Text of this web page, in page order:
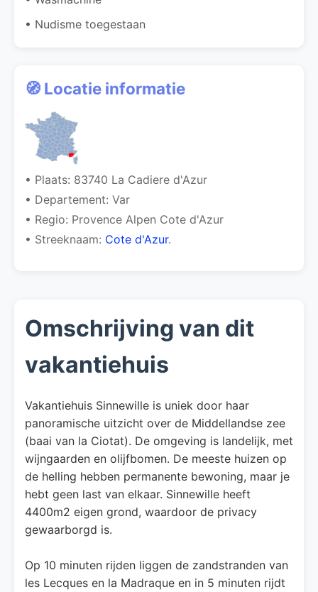
• Nudisme toegestaan
🧭 Locatie informatie
• Plaats: 83740 La Cadiere d'Azur
• Departement: Var
• Regio: Provence Alpen Cote d'Azur
• Streeknaam: Cote d'Azur.
Omschrijving van dit
vakantiehuis
Vakantiehuis Sinnewille is uniek door haar
panoramische uitzicht over de Middellandse zee
(baai van la Ciotat). De omgeving is landelijk, met
wijngaarden en olijfbomen. De meeste huizen op
de helling hebben permanente bewoning, maar je
hebt geen last van elkaar. Sinnewille heeft
4400m2 eigen grond, waardoor de privacy
gewaarborgd is.
Op 10 minuten rijden liggen de zandstranden van
les Lecques en la Madraque en in 5 minuten rijdt